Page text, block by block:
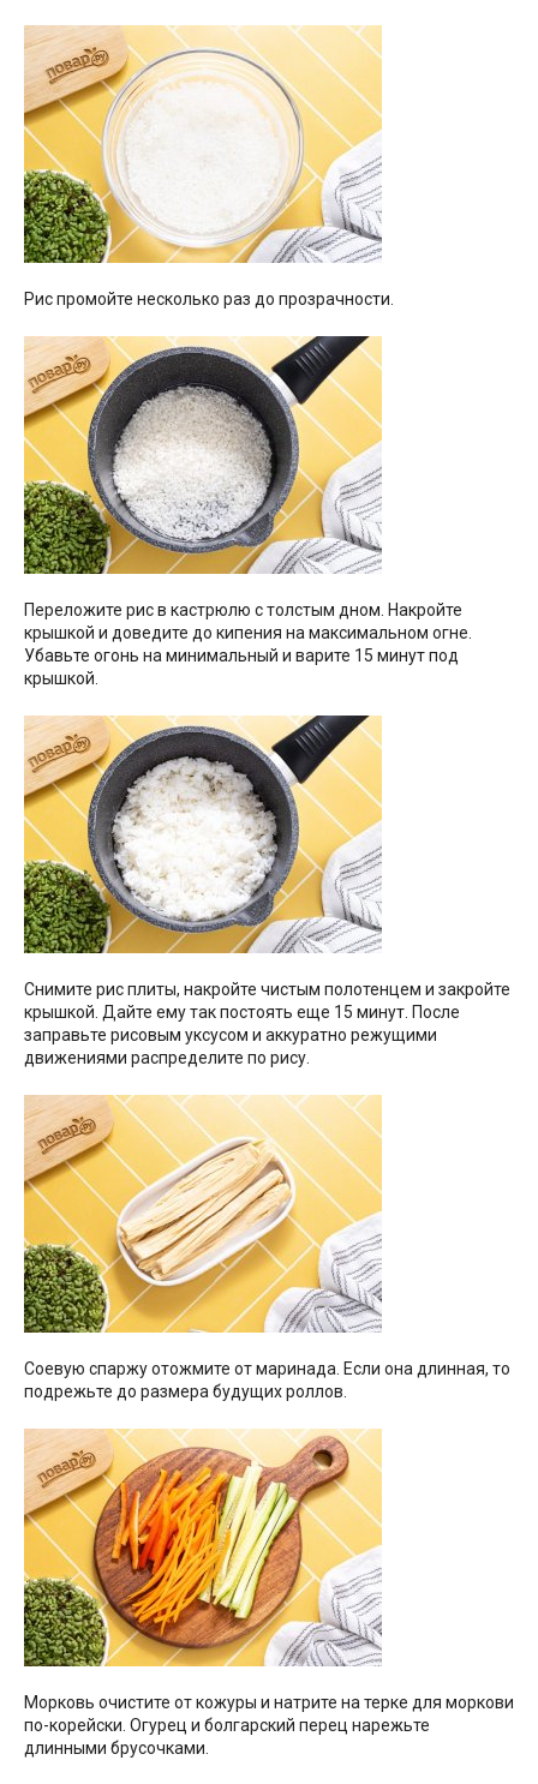
Рис промойте несколько раз до прозрачности.
Переложите рис в кастрюлю с толстым дном. Накройте
крышкой и доведите до кипения на максимальном огне.
Убавьте огонь на минимальный и варите 15 минут под
крышкой.
Снимите рис плиты, накройте чистым полотенцем и закройте
крышкой. Дайте ему так постоять еще 15 минут. После
заправьте рисовым уксусом и аккуратно режущими
движениями распределите по рису.
Соевую спаржу отожмите от маринада. Если она длинная, то
подрежьте до размера будущих роллов.
Морковь очистите от кожуры и натрите на терке для моркови
по-корейски. Огурец и болгарский перец нарежьте
длинными брусочками.